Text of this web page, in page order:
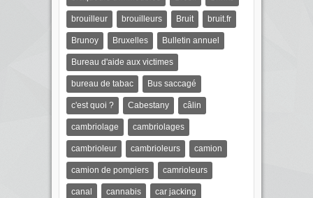
brouilleur brouilleurs Bruit bruit.fr
Brunoy Bruxelles Bulletin annuel
Bureau d'aide aux victimes
bureau de tabac Bus saccagé
c'est quoi ? Cabestany câlin
cambriolage cambriolages
cambrioleur cambrioleurs camion
camion de pompiers camrioleurs
canal cannabis car jacking